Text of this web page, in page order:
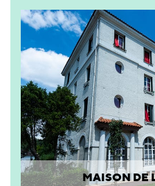
MAISON DE